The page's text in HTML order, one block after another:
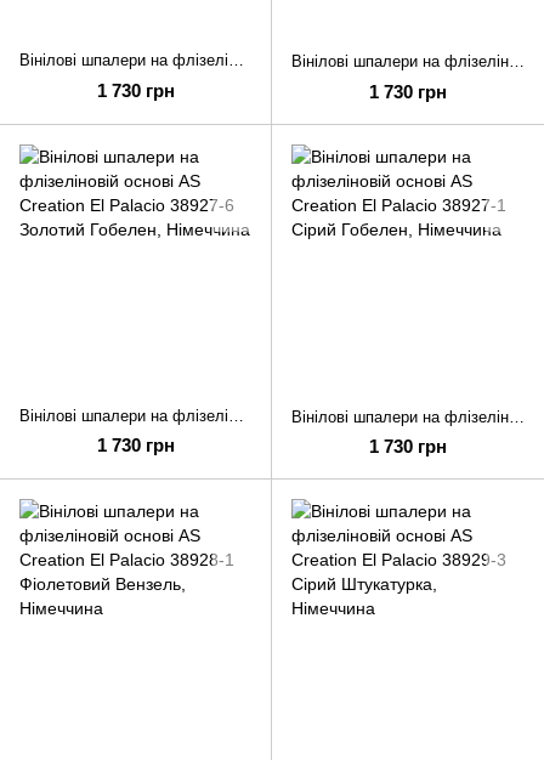
Вінілові шпалери на флізеліновій основі AS Creation El Palacio 38927-4 Графітовий Гобелен
1 730 грн
Вінілові шпалери на флізеліновій основі AS Creation El Palacio 38927-2 Сірий Гобелен
1 730 грн
1 730 грн 1 730 грн